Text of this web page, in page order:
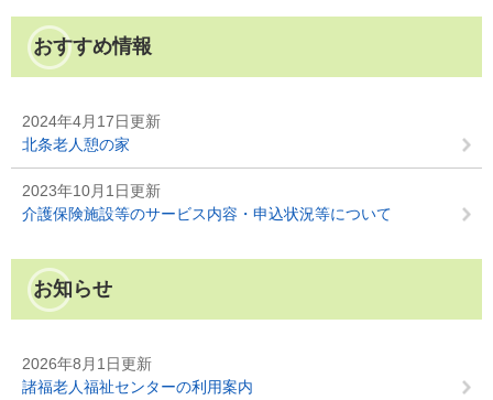
おすすめ情報
2024年4月17日更新
北条老人憩の家
2023年10月1日更新
介護保険施設等のサービス内容・申込状況等について
お知らせ
2026年8月1日更新
諸福老人福祉センターの利用案内